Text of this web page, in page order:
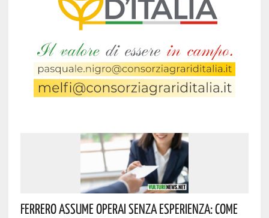
Ferrero Assume Operai Senza Esperienza: Come